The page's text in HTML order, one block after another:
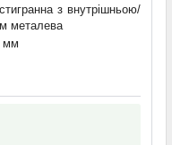
з внутрішньою/
металева
мм